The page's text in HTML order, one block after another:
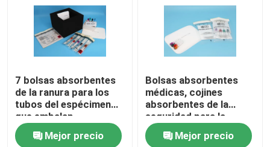
7 bolsas absorbentes
de la ranura para los
tubos del espécimen
que embalan
transporte aéreo
seguroMejor precio
Bolsas absorbentes
médicas, cojines
absorbentes de la
seguridad para la
protección del
transporteMejor precio